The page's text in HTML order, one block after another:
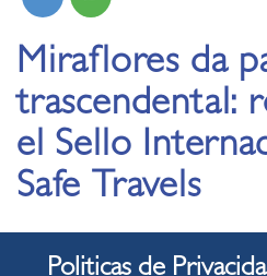
Miraflores da
trascendental:
el Sello
Safe Travels
02.12.2020